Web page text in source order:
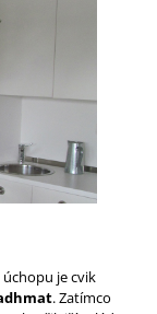
je cvik
. Zatímco